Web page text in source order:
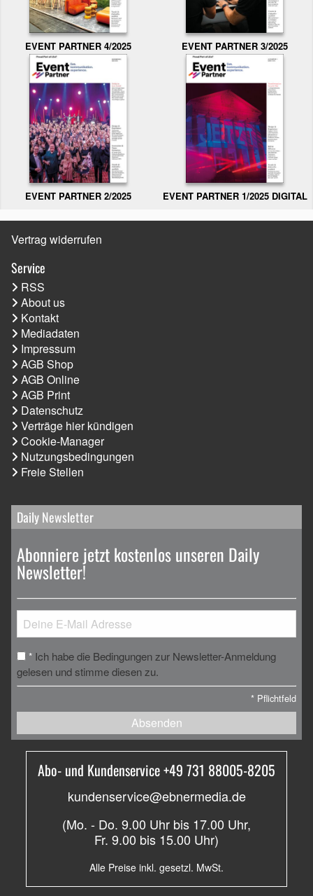
EVENT PARTNER 4/2025 EVENT PARTNER 3/2025
EVENT PARTNER 2/2025 EVENT PARTNER 1/2025 DIGITAL
Vertrag widerrufen
Service
RSS
About us
Kontakt
Mediadaten
Impressum
AGB Shop
AGB Online
AGB Print
Datenschutz
Verträge hier kündigen
Cookie-Manager
Nutzungsbedingungen
Freie Stellen
Daily Newsletter
Abonniere jetzt kostenlos unseren Daily
Newsletter!
* Ich habe die Bedingungen zur Newsletter-Anmeldung
gelesen und stimme diesen zu.
* Pflichtfeld
Absenden
Abo- und Kundenservice +49 731 88005-8205
kundenservice@ebnermedia.de
(Mo. - Do. 9.00 Uhr bis 17.00 Uhr,
Fr. 9.00 bis 15.00 Uhr)
Alle Preise inkl. gesetzl. MwSt.